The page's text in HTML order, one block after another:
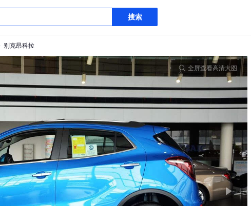
搜索
别克昂科拉
全屏查看高清大图